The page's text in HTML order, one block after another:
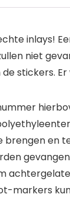
inlays!
niet
stickers.
brengen en
markers